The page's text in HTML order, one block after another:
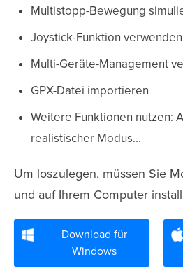
Multistopp-Bewegung
Joystick-Funktion verwenden
Multi-Geräte-Management
GPX-Datei importieren
Weitere Funktionen nutzen:
realistischer Modus...
Um loszulegen, müssen Sie
und auf Ihrem Computer
Download für
Windows